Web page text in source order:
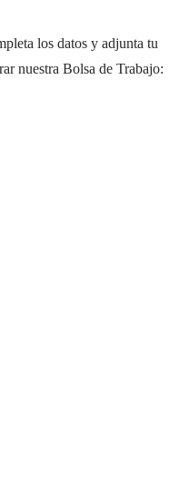
los datos y adjunta tu
nuestra Bolsa de Trabajo: